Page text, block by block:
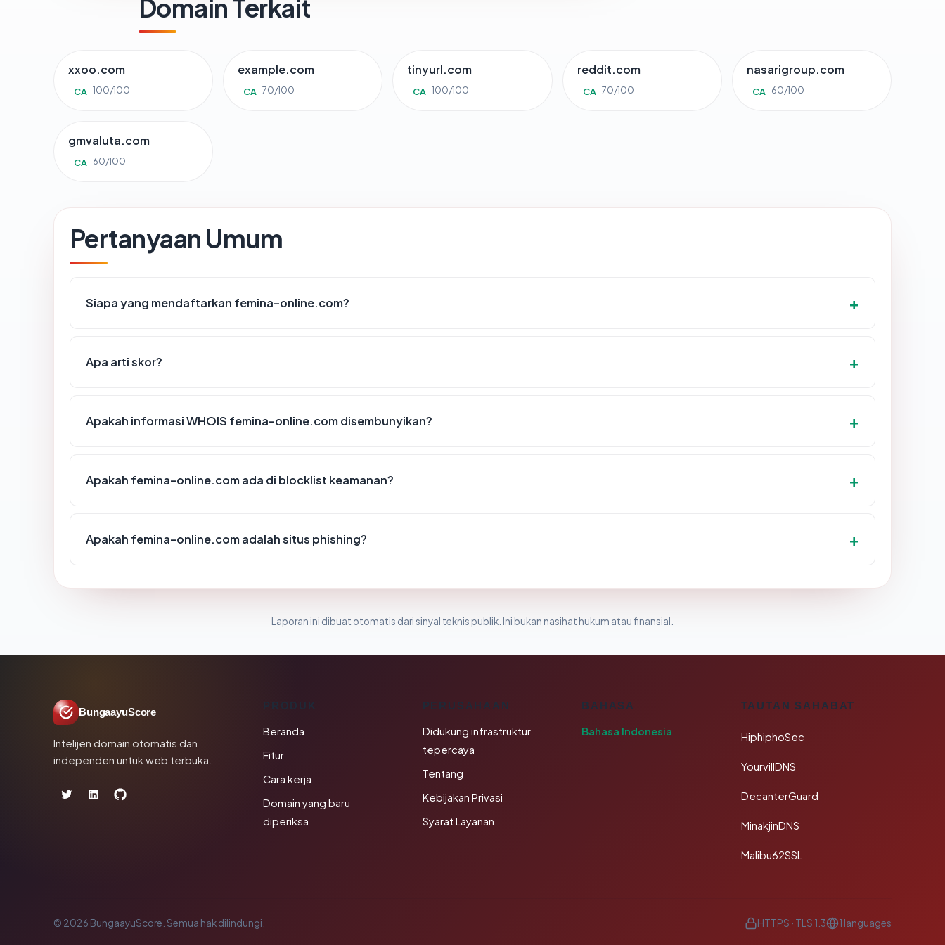
Domain Terkait
xxoo.com
CA 100/100
example.com
CA 70/100
tinyurl.com
CA 100/100
reddit.com
CA 70/100
nasarigroup.com
CA 60/100
gmvaluta.com
CA 60/100
Pertanyaan Umum
Siapa yang mendaftarkan femina-online.com?
Apa arti skor?
Apakah informasi WHOIS femina-online.com disembunyikan?
Apakah femina-online.com ada di blocklist keamanan?
Apakah femina-online.com adalah situs phishing?
Laporan ini dibuat otomatis dari sinyal teknis publik. Ini bukan nasihat hukum atau finansial.
BungaayuScore
Intelijen domain otomatis dan
independen untuk web terbuka.
Beranda
Fitur
Cara kerja
Domain yang baru
diperiksa
PERUSAHAAN
Didukung infrastruktur
tepercaya
Tentang
Kebijakan Privasi
Syarat Layanan
BAHASA
Bahasa Indonesia
TAUTAN SAHABAT
HiphiphoSec
YourvillDNS
DecanterGuard
MinakjinDNS
Malibu62SSL
© 2026 BungaayuScore. Semua hak dilindungi. HTTPS · TLS 1.3 1 languages